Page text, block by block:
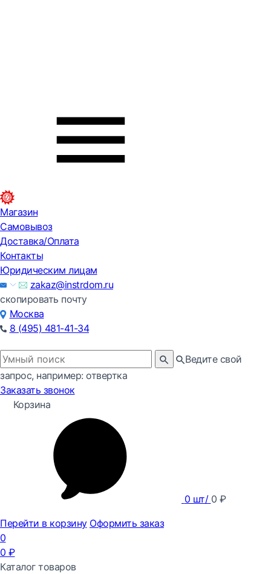
Магазин
Самовывоз
Доставка/Оплата
Контакты
Юридическим лицам
zakaz@instrdom.ru
скопировать почту
Москва
8 (495) 481-41-34
Ведите свой
запрос, например: отвертка
Заказать звонок
Корзина
0 шт/ 0 ₽
Перейти в корзину Оформить заказ
0
0 ₽
Каталог товаров